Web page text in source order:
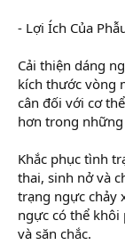
- Lợi Ích Của
Cải thiện dáng
kích thước vòng
cân đối với cơ
hơn trong
Khắc phục tình
thai, sinh nở và
trạng ngực chảy
ngực có thể khôi
và săn chắc.